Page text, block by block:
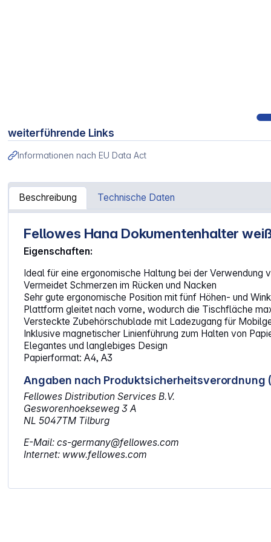
weiterführende Links
Informationen nach EU Data Act
Beschreibung Technische Daten
Artikelinformationen "Fellowes Hana Dokumentenhalter
Fellowes Hana Dokumentenhalter
Eigenschaften:
Ideal für eine ergonomische Haltung bei der Verwendung
Vermeidet Schmerzen im Rücken und Nacken
Sehr gute ergonomische Position mit fünf Höhen- und
Plattform gleitet nach vorne, wodurch die Tischfläche
Versteckte Zubehörschublade mit Ladezugang für
Inklusive magnetischer Linienführung zum Halten von
Elegantes und langlebiges Design
Papierformat: A4, A3
Angaben nach Produktsicherheitsverordnung
Fellowes Distribution Services B.V.
Gesworenhoekseweg 3 A
NL 5047TM Tilburg
E-Mail: cs-germany@fellowes.com
Internet: www.fellowes.com